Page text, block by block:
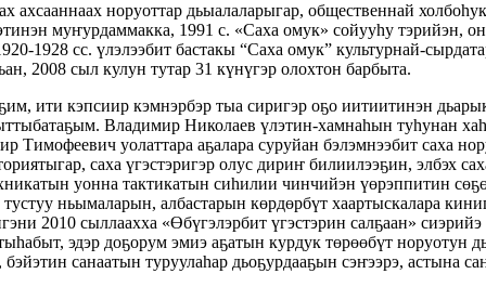
норуоттар дьыалаларыгар, общественнай
муҥурдаммакка, 1991 с. «Саха омук» сойууһу тэрийэн,
1928 сс. үлэлээбит бастакы “Саха омук” культурнай-
2008 сыл кулун тутар 31 күнүгэр олохтон барбыта.
ити кэпсиир кэмнэрбэр тыа сиригэр оҕо иитиитинэн
Владимир Николаев үлэтин-хамнаһын туһунан
Тимофеевич уолаттара аҕалара суруйан бэлэмнээбит саха
саха үгэстэригэр олус дириҥ билиилээҕин, элбэх
уонна тактикатын сиһилии чинчийэн үөрэппитин
ньымаларын, албастарын көрдөрбүт хаартыскалара
2010 сыллаахха «Өбүгэлэрбит үгэстэрин салҕаан»
эдэр доҕорум эмиэ аҕатын курдук төрөөбүт норуотун
санаатын туруулаһар дьоҕурдааҕын сэҥээрэ, астына